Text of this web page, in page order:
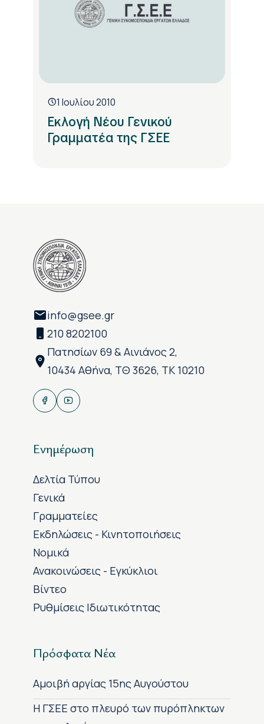
1 Ιουλίου 2010
Εκλογή Νέου Γενικού
Γραμματέα της ΓΣΕΕ
info@gsee.gr
210 8202100
Πατησίων 69 & Αινιάνος 2,
10434 Αθήνα, ΤΘ 3626, ΤΚ 10210
Ενημέρωση
Δελτία Τύπου
Γενικά
Γραμματείες
Εκδηλώσεις - Κινητοποιήσεις
Νομικά
Ανακοινώσεις - Εγκύκλιοι
Βίντεο
Ρυθμίσεις Ιδιωτικότητας
Πρόσφατα Νέα
Αμοιβή αργίας 15ης Αυγούστου
H ΓΣΕΕ στο πλευρό των πυρόπληκτων